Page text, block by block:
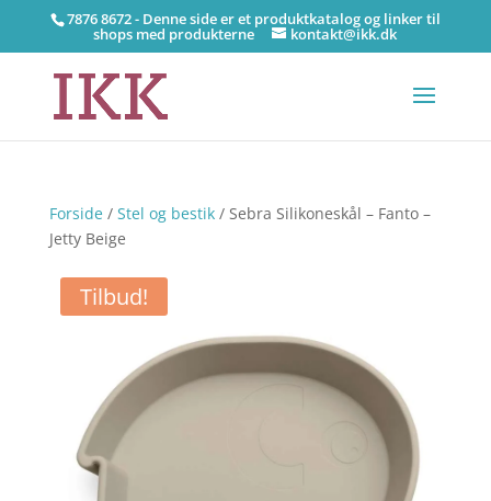
7876 8672 - Denne side er et produktkatalog og linker til
shops med produkterne kontakt@ikk.dk
Forside/ Stel og bestik/ Sebra Silikoneskål – Fanto –
Jetty Beige
Tilbud!